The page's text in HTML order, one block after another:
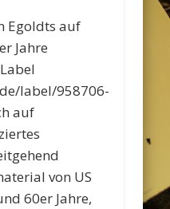
Egoldts auf
Jahre
label/958706-
auf
von US
60er Jahre,